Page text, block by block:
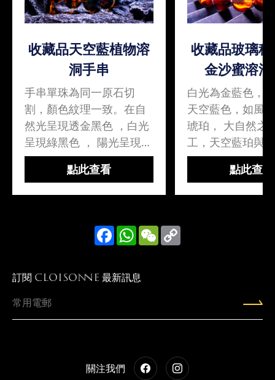
收藏品天空藍植物溶
洞手串
手串單珠為同一原石切
割，顏色紋理一致。在自
然光呈現透金黑色 ，白光
呈現綠黑色 ， 陽光呈現天
空藍色，變化夢幻。金藍
珀:之所以具有這麼般神秘
色彩，是因為這種琥珀中
芳香分子」。這種暗..
點此查看
收藏品玻璃
金沙蜜溶
白光為金藍色，
天空藍色，如風
琥珀， 大自然之
工，天空藍珀與
結合。金沙蜜珀
「蜜」分佈的不
成，好像摻雜着
點此查看
FacebookWhatsApp
WeChat
訂閱 CLOISONNE 最新訊息
關注我們